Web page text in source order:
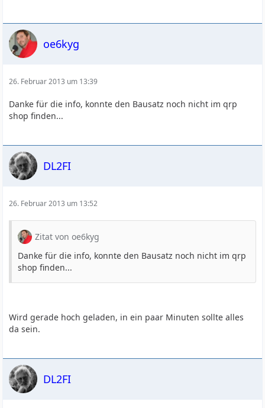
oe6kyg
26. Februar 2013 um 13:39
Danke für die info, konnte den Bausatz noch nicht im qrp
shop finden...
DL2FI
26. Februar 2013 um 13:52
Zitat von oe6kyg
Danke für die info, konnte den Bausatz noch nicht im qrp
shop finden...
Wird gerade hoch geladen, in ein paar Minuten sollte alles
da sein.
DL2FI